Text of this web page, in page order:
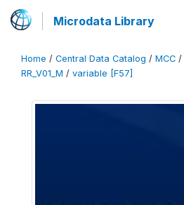
Microdata Library
Home / Central Data Catalog / MCC /
RR_V01_M / variable [F57]